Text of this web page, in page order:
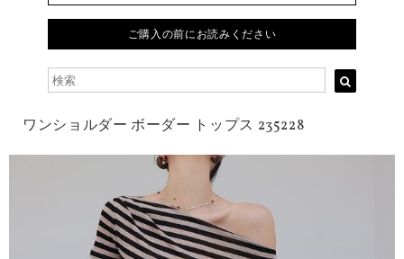
ご購入の前にお読みください
ワンショルダー ボーダー トップス 235228